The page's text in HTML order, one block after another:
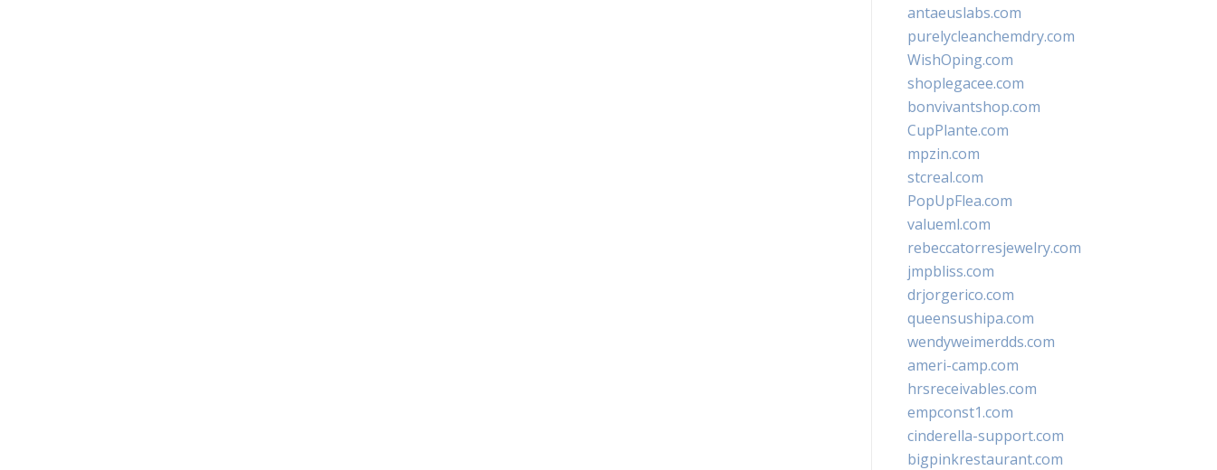
antaeuslabs.com
purelycleanchemdry.com
WishOping.com
shoplegacee.com
bonvivantshop.com
CupPlante.com
mpzin.com
stcreal.com
PopUpFlea.com
valueml.com
rebeccatorresjewelry.com
jmpbliss.com
drjorgerico.com
queensushipa.com
wendyweimerdds.com
ameri-camp.com
hrsreceivables.com
empconst1.com
cinderella-support.com
bigpinkrestaurant.com